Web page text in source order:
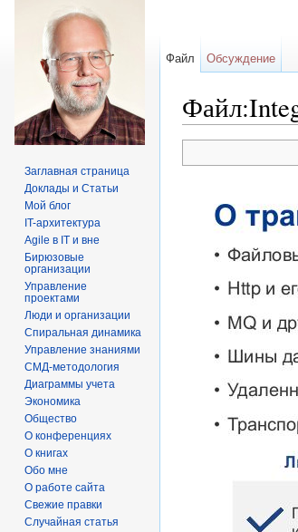
Файл Обсуждение
Заглавная страница
Доклады и Статьи
Мой блог
IT-архитектура
Agile в IT и вне
Бирюзовые
организации
Управление
проектами
Люди и организации
Спиральная динамика
Управление знаниями
СМД-методология
Диаграммы учета
Экономика
Общество
О конференциях
О книгах
Обо мне
О работе сайта
Свежие правки
Случайная статья